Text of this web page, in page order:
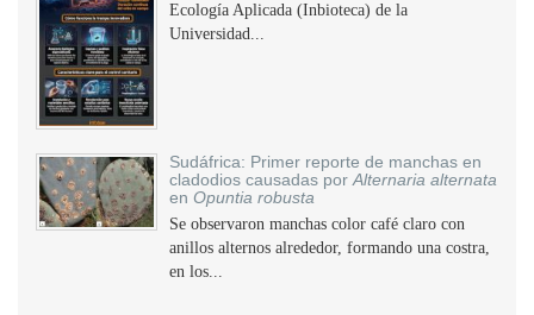
Ecología Aplicada (Inbioteca) de la
Universidad...
Sudáfrica: Primer reporte de manchas en
cladodios causadas por Alternaria alternata
en Opuntia robusta
Se observaron manchas color café claro con
anillos alternos alrededor, formando una costra,
en los...